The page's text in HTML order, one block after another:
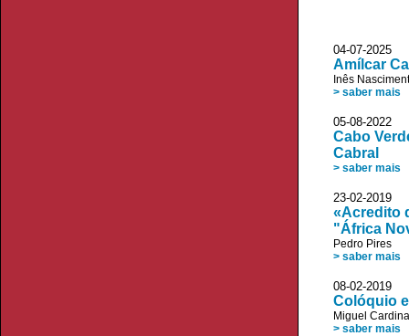
04-07-2025
Amílcar
Inês
> saber mais
05-08-2022
Cabo
Cabral
> saber mais
23-02-2019
«Acredito
"África
Pedro Pires
> saber mais
08-02-2019
Colóquio
Miguel Cardina
> saber mais